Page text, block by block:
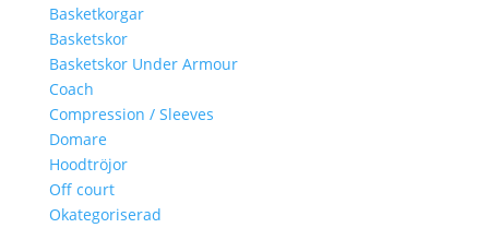
Basketkorgar
Basketskor
Basketskor Under Armour
Coach
Compression / Sleeves
Domare
Hoodtröjor
Off court
Okategoriserad